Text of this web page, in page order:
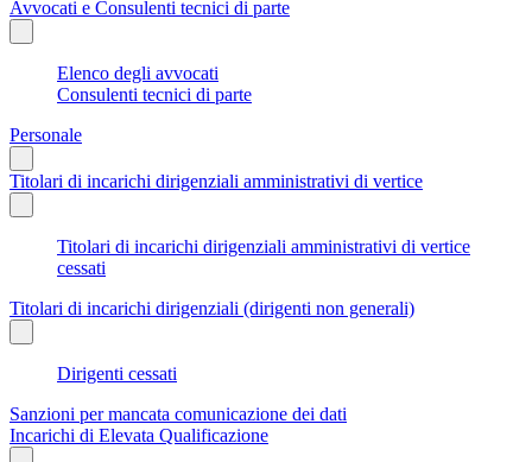
Avvocati e Consulenti tecnici di parte
Elenco degli avvocati
Consulenti tecnici di parte
Personale
Titolari di incarichi dirigenziali amministrativi di vertice
Titolari di incarichi dirigenziali amministrativi di vertice
cessati
Titolari di incarichi dirigenziali (dirigenti non generali)
Dirigenti cessati
Sanzioni per mancata comunicazione dei dati
Incarichi di Elevata Qualificazione